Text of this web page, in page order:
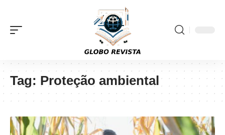
Tag: Proteção ambiental